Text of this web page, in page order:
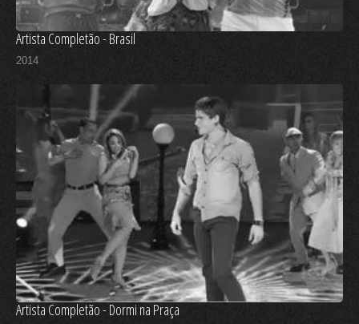
Artista Completão - Brasil
2014
Artista Completão - Dormi na Praça